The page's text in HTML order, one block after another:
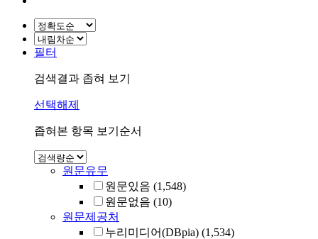
필터
검색결과 좁혀 보기
선택해제
좁혀본 항목 보기순서
원문유무
원문있음 (1,548)
원문없음 (10)
원문제공처
누리미디어(DBpia) (1,534)